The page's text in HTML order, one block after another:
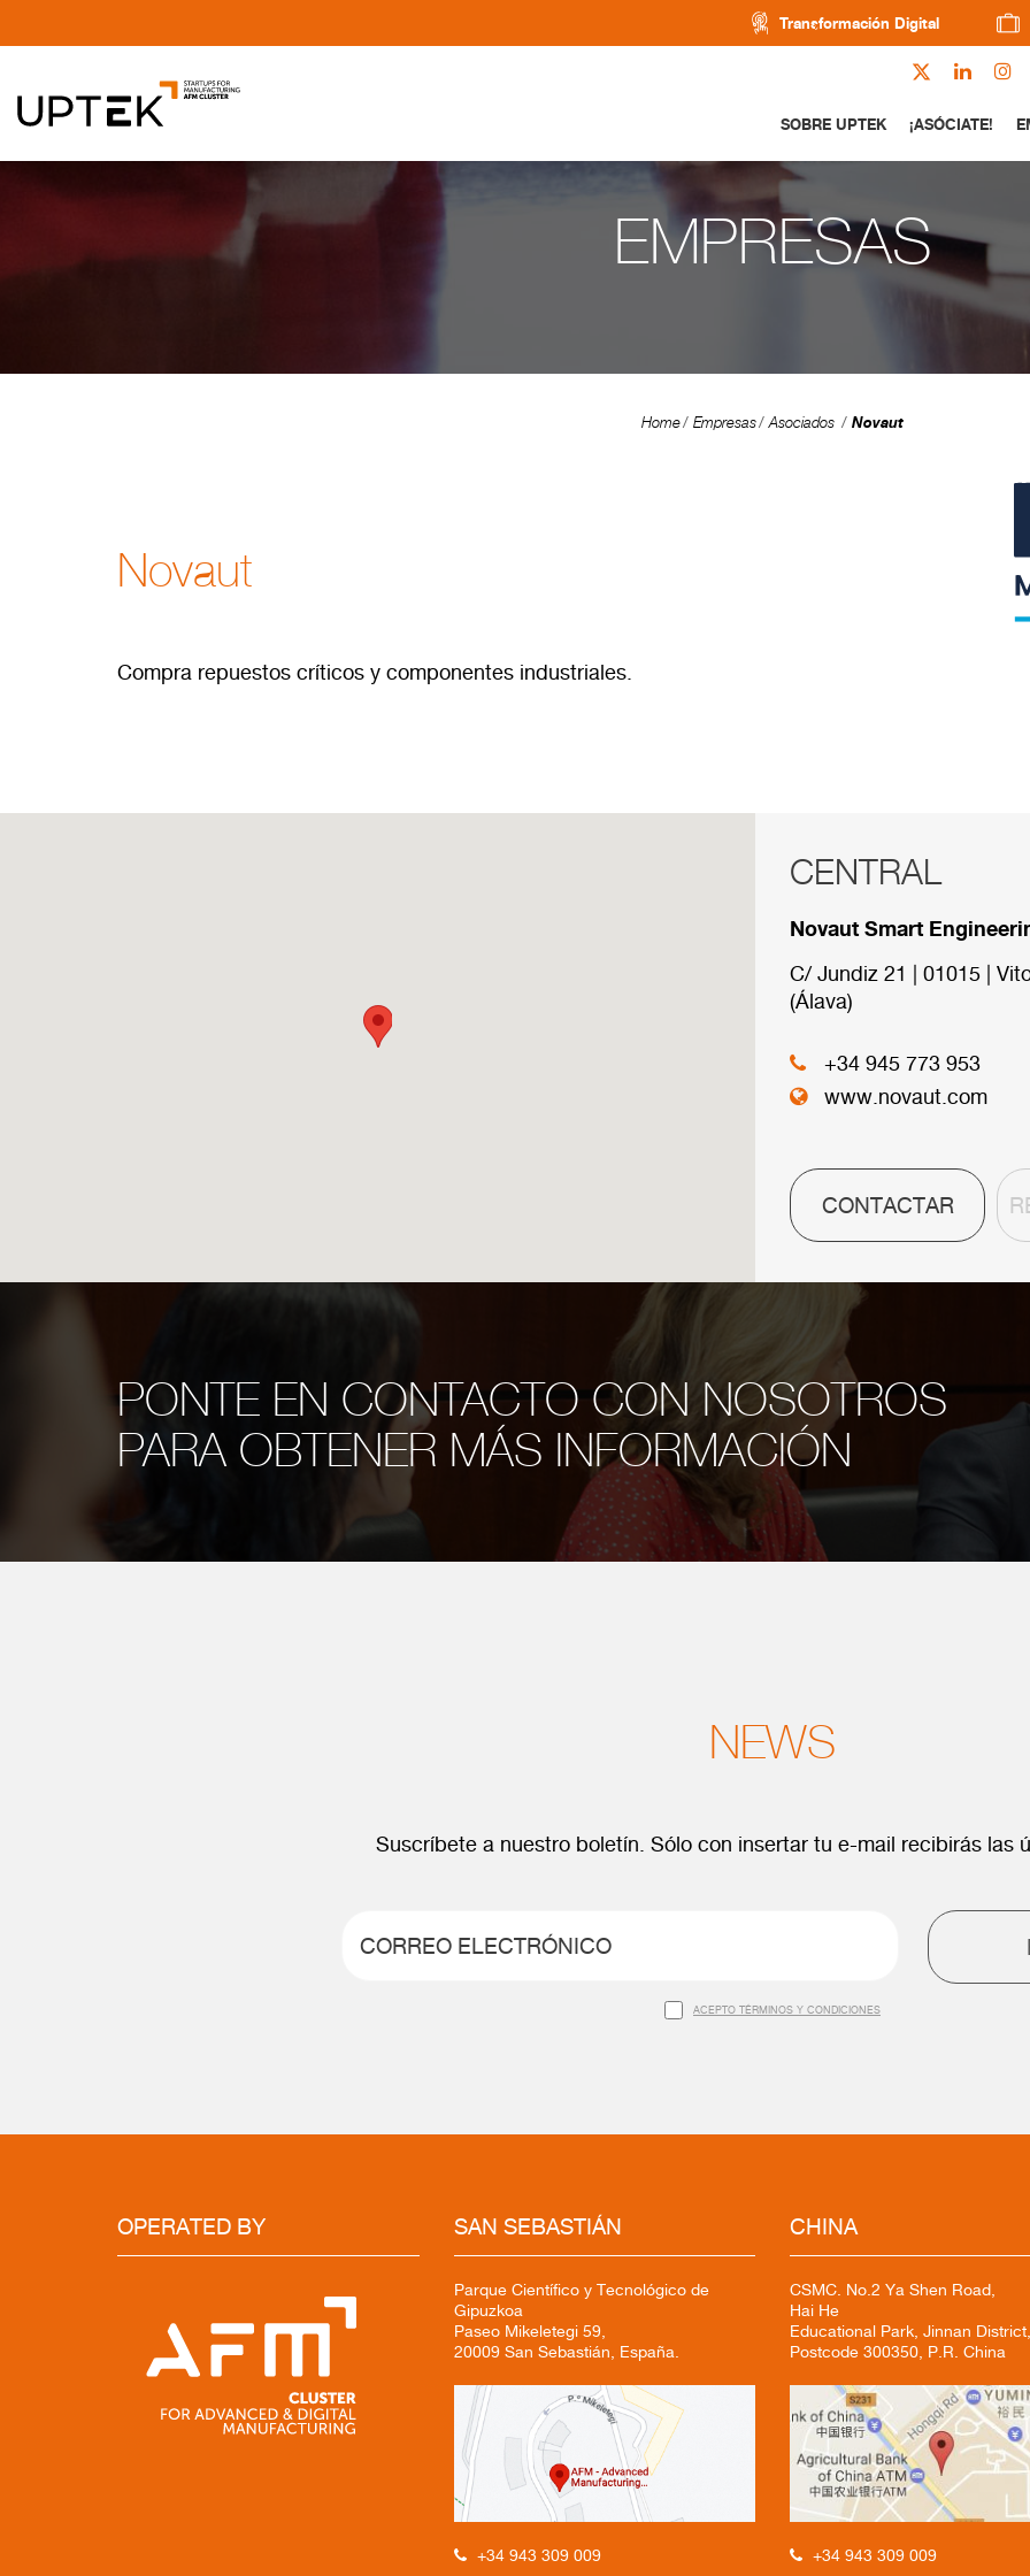
Transformación Digital
SOBRE UPTEK ¡ASÓCIATE!
EMPRESAS
Home Empresas Asociados Novaut
Novaut
Compra repuestos críticos y componentes industriales.
CENTRAL
Novaut Smart
C/ Jundiz 21 | 01015 |
(Álava)
+34 945 773 953
www.novaut.com
CONTACTAR
RED
A continuación se
PONTE EN CONTACTO CON NOSOTROS
PARA OBTENER MÁS INFORMACIÓN
NEWS
Suscríbete a nuestro boletín. Sólo con insertar tu e-mail recibirás las
ACEPTO TÉRMINOS Y CONDICIONES
OPERATED BY SAN SEBASTIÁN
Parque Científico y Tecnológico de
Gipuzkoa
Paseo Mikeletegi 59,
20009 San Sebastián, España.
+34 943 309 009
CHINA
CSMC. No.2 Ya Shen Road,
Hai He
Educational Park, Jinnan
Postcode 300350, P.R. China
+34 943 309 009